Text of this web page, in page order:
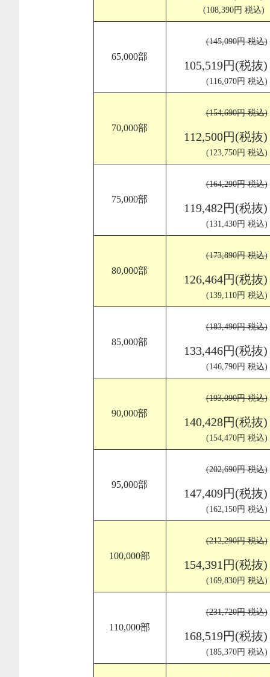
(108,390円 税込)
65,000部
(145,090円 税込)
105,519円(税抜)
(116,070円 税込)
70,000部
(154,690円 税込)
112,500円(税抜)
(123,750円 税込)
75,000部
(164,290円 税込)
119,482円(税抜)
(131,430円 税込)
80,000部
(173,890円 税込)
126,464円(税抜)
(139,110円 税込)
85,000部
(183,490円 税込)
133,446円(税抜)
(146,790円 税込)
90,000部
(193,090円 税込)
140,428円(税抜)
(154,470円 税込)
95,000部
(202,690円 税込)
147,409円(税抜)
(162,150円 税込)
100,000部
(212,290円 税込)
154,391円(税抜)
(169,830円 税込)
110,000部
(231,720円 税込)
168,519円(税抜)
(185,370円 税込)